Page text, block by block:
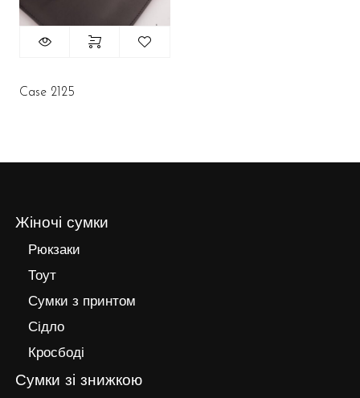
Case 2125
Жіночі сумки
Рюкзаки
Тоут
Сумки з принтом
Сідло
Кросбоді
Сумки зі знижкою